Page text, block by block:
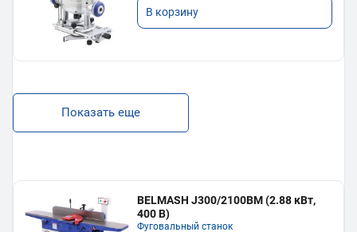
В корзину
Показать еще
BELMASH J300/2100ВМ (2.88 кВт,
400 В)
Фуговальный станок